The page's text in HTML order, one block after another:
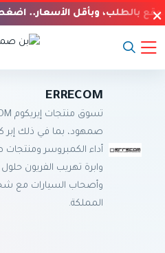
بالطلب، وبأقل الأسعار..
ERRECOM
صمهود، بما في ذلك
أداء الكمبروسر ومنتجات
وابرة تهريب الفريون
وأصحاب السيارات مع
المملكة.